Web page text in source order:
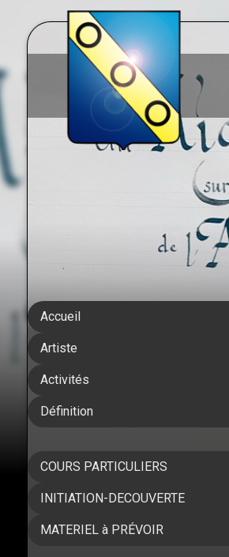
Accueil
Artiste
Activités
Définition
COURS PARTICULIERS
INITIATION-DECOUVERTE
MATERIEL à PRÉVOIR